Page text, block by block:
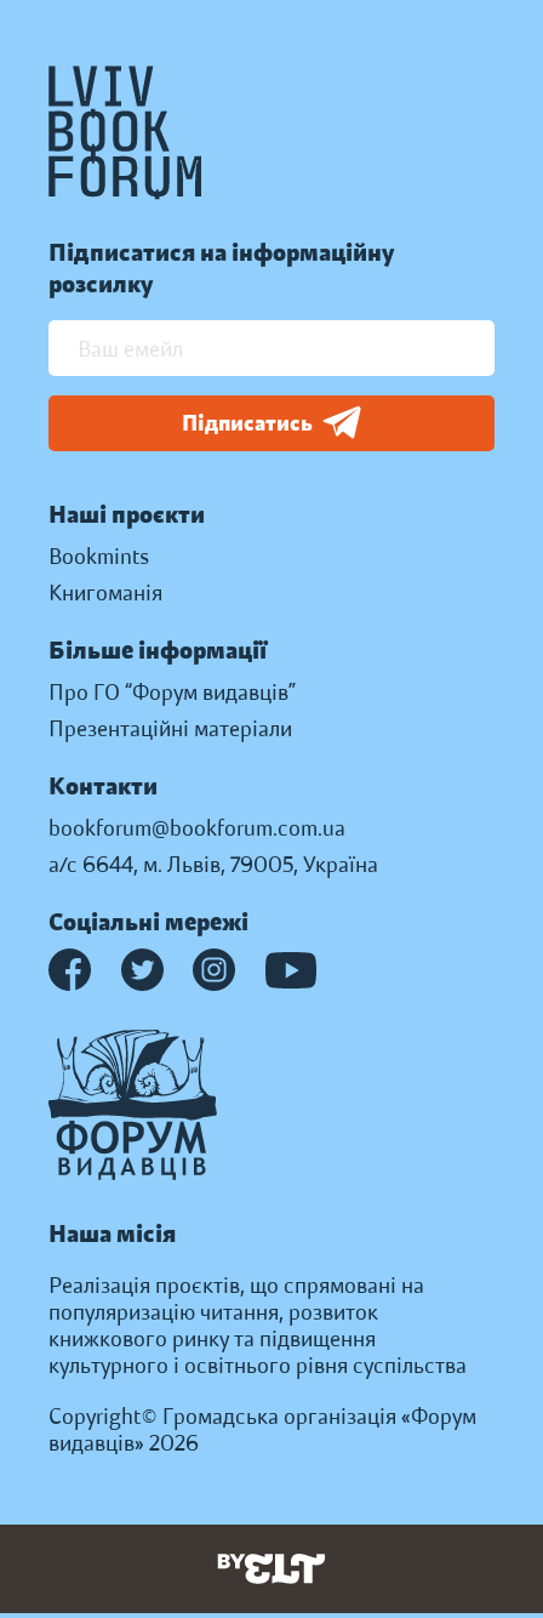
Підписатися на інформаційну
розсилку
Підписатись
Наші проєкти
Bookmints
Книгоманія
Більше інформації
Про ГО “Форум видавців”
Презентаційні матеріали
Контакти
bookforum@bookforum.com.ua
а/с 6644, м. Львів, 79005, Україна
Соціальні мережі
Наша місія
Реалізація проєктів, що спрямовані на
популяризацію читання, розвиток
книжкового ринку та підвищення
культурного і освітнього рівня суспільства
Copyright© Громадська організація «Форум
видавців» 2026